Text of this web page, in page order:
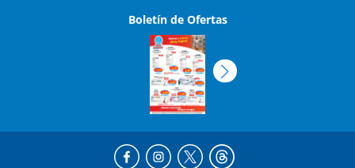
Boletín de Ofertas